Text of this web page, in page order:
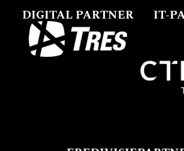
DIGITAL PARTNER IT-